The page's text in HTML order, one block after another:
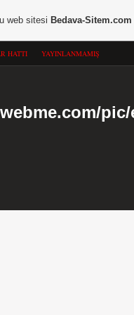
HATTI YAYINLANMAMIŞ
web sitesi Bedava-Sitem.com